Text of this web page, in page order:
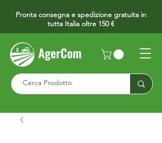
Pronta consegna e spedizione gratuita in
tutta Italia oltre 150 €